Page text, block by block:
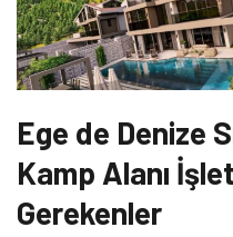
Ege de Denize
Kamp Alanı
Gerekenler